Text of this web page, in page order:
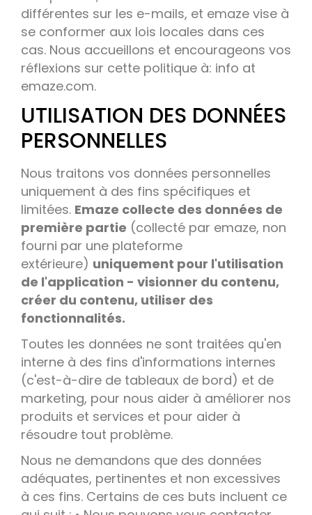
différentes sur les e-mails, et emaze vise à
se conformer aux lois locales dans ces
cas. Nous accueillons et encourageons vos
réflexions sur cette politique à: info at
emaze.com.
UTILISATION DES DONNÉES
PERSONNELLES
Nous traitons vos données personnelles
uniquement à des fins spécifiques et
limitées. Emaze collecte des données de
première partie (collecté par emaze, non
fourni par une plateforme
extérieure) uniquement pour l'utilisation
de l'application - visionner du contenu,
créer du contenu, utiliser des
fonctionnalités.
Toutes les données ne sont traitées qu'en
interne à des fins d'informations internes
(c'est-à-dire de tableaux de bord) et de
marketing, pour nous aider à améliorer nos
produits et services et pour aider à
résoudre tout problème.
Nous ne demandons que des données
adéquates, pertinentes et non excessives
à ces fins. Certains de ces buts incluent ce